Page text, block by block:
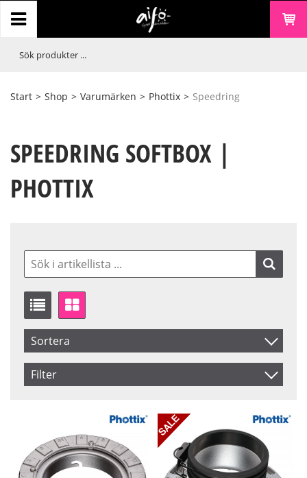
Start > Shop > Varumärken > Phottix > Speedring
SPEEDRING SOFTBOX |
PHOTTIX
Sortera
Artikelkod
Benämning
Filter
Pris